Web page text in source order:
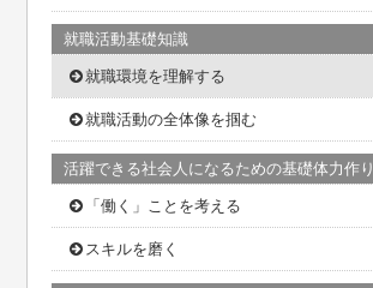
就職活動基礎知識
就職環境を理解する
就職活動の全体像を掴む
活躍できる社会人になるための基礎体力作り
「働く」ことを考える
スキルを磨く